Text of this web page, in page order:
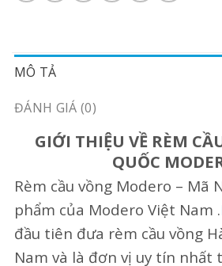
MÔ TẢ
ĐÁNH GIÁ (0)
GIỚI THIỆU VỀ RÈM
QUỐC
Rèm cầu vồng Modero – Mã
phẩm của Modero Việt Nam .
đầu tiên đưa rèm cầu vồng
Nam và là đơn vị uy tín